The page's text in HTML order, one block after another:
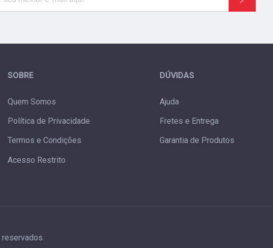
SOBRE
Quem Somos
Política de Privacidade
Termos e Condições
Acesso Restrito
DÚVIDAS
Ajuda
Fretes e Entrega
Garantia de Produtos